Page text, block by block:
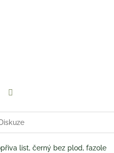
Diskuze
list, černý bez plod, fazole